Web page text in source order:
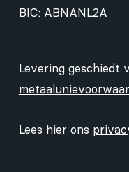
BIC: ABNANL2A
Levering geschiedt
Lees hier ons